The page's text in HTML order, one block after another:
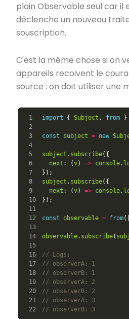
plain Observable seul car
déclenche un nouveau
souscription.
C'est la même chose si on
appareils recoivent le
source : on doit utiliser une
1
2
3
4
5
6
7
8
9
10
11
12
13
14
15
16
17
18
19
20
21
22
import { Subject , from }
const subject = new
subject . subscribe({
next : (v) => console.
});
subject . subscribe({
next : (v) => console.
});
const observable = from([
observable. subscribe(
// Logs:
// observerA: 1
// observerB: 1
// observerA: 2
// observerB: 2
// observerA: 3
// observerB: 3